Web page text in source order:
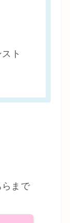
ト
らまで